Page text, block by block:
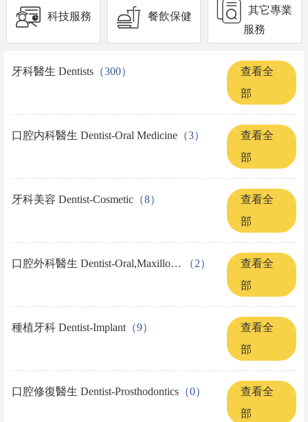
科技服務 餐飲保健
其它專業
服務
牙科醫生 Dentists （300）
查看全
部
口腔内科醫生 Dentist-Oral Medicine （3）
查看全
部
牙科美容 Dentist-Cosmetic （8）
查看全
部
口腔外科醫生 Dentist-Oral,Maxillo Facial Surgery （2）
查看全
部
種植牙科 Dentist-Implant （9）
查看全
部
口腔修復醫生 Dentist-Prosthodontics （0）
查看全
部